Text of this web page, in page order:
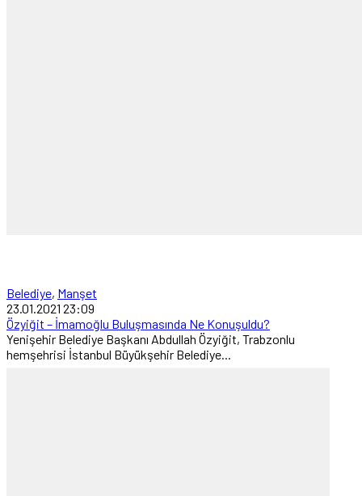
Belediye, Manşet
23.01.2021 23:09
Özyiğit – İmamoğlu Buluşmasında Ne Konuşuldu?
Yenişehir Belediye Başkanı Abdullah Özyiğit, Trabzonlu
hemşehrisi İstanbul Büyükşehir Belediye...